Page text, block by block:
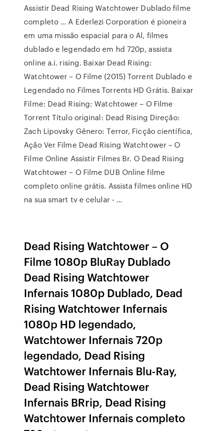
Assistir Dead Rising Watchtower Dublado filme
completo … A Ederlezi Corporation é pioneira
em uma missão espacial para o Al, filmes
dublado e legendado em hd 720p, assista
online a.i. rising. Baixar Dead Rising:
Watchtower – O Filme (2015) Torrent Dublado e
Legendado no Filmes Torrents HD Grátis. Baixar
Filme: Dead Rising: Watchtower – O Filme
Torrent Título original: Dead Rising Direção:
Zach Lipovsky Gênero: Terror, Ficção científica,
Ação Ver Filme Dead Rising Watchtower – O
Filme Online Assistir Filmes Br. O Dead Rising
Watchtower – O Filme DUB Online filme
completo online grátis. Assista filmes online HD
na sua smart tv e celular - …
Dead Rising Watchtower – O
Filme 1080p BluRay Dublado
Dead Rising Watchtower
Infernais 1080p Dublado, Dead
Rising Watchtower Infernais
1080p HD legendado,
Watchtower Infernais 720p
legendado, Dead Rising
Watchtower Infernais Blu-Ray,
Dead Rising Watchtower
Infernais BRrip, Dead Rising
Watchtower Infernais completo